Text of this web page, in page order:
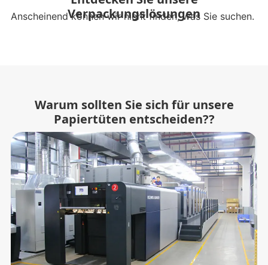
Verpackungslösungen
Anscheinend können wir nicht finden, was Sie suchen.
Warum sollten Sie sich für unsere
Papiertüten entscheiden??